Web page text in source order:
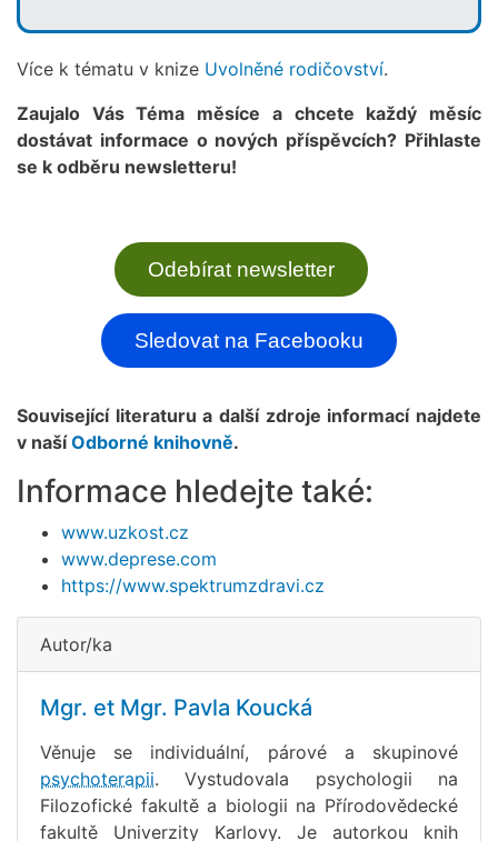
Více k tématu v knize Uvolněné rodičovství.
Zaujalo Vás Téma měsíce a chcete každý měsíc
dostávat informace o nových příspěvcích? Přihlaste
se k odběru newsletteru!
Odebírat newsletter
Sledovat na Facebooku
Související literaturu a další zdroje informací najdete
v našíOdborné knihovně.
Informace hledejte také:
www.uzkost.cz
www.deprese.com
https://www.spektrumzdravi.cz
Autor/ka
Mgr. et Mgr. Pavla Koucká
Věnuje se individuální, párové a skupinové
psychoterapii. Vystudovala psychologii na
Filozofické fakultě a biologii na Přírodovědecké
fakultě Univerzity Karlovy. Je autorkou knih